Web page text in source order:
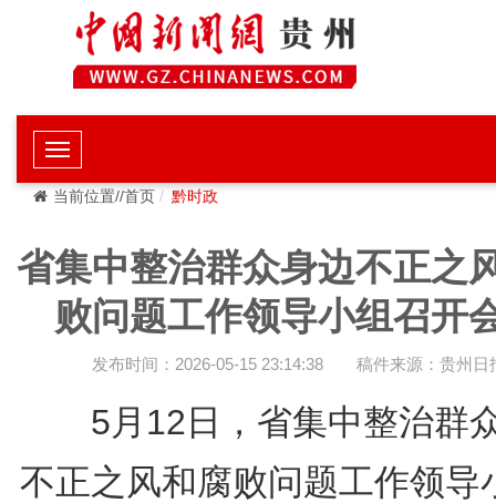
当前位置//首页 黔时政
省集中整治群众身边不正之
败问题工作领导小组召开
发布时间：2026-05-15 23:14:38 稿件来源：贵州日
5月12日，省集中整治群
不正之风和腐败问题工作领导